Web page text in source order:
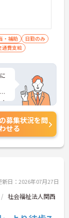
・補助
日勤のみ
通費支給
募集状況を問
せる
新日：2026年07月27日
社会福祉法人関西